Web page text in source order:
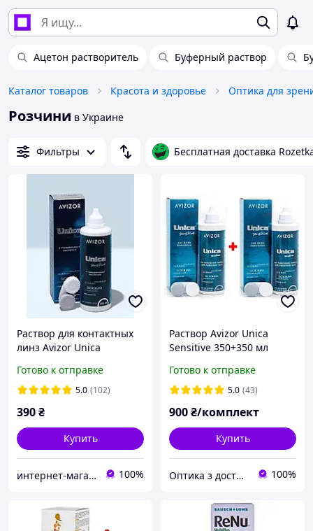
Ацетон растворитель Буферный раствор
Каталог товаров Красота и здоровье Оптика для
Розчини в Украине
Фильтры Бесплатная доставка
Раствор для контактных
линз Avizor Unica
универсальный раствор +
контейнер для линз
Готово к отправке
5.0 (102)
390₴
Купить
интернет-магазин "ВЗГЛЯД" 100%
Раствор Avizor Unica
Sensitive 350+350 мл
Готово к отправке
5.0 (43)
900₴/комплект
Купить
Оптика з доставкою 100%